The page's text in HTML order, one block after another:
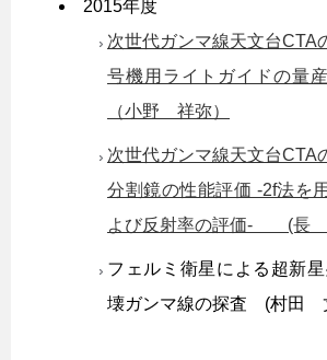
2015年度
次世代ガンマ線天文台CTA
号機用ライトガイドの量
（小野 祥弥）
次世代ガンマ線天文台CTA
分割鏡の性能評価 -2f法を
よび反射率の評価- (長
フェルミ衛星による超新
壊ガンマ線の探査 (村田